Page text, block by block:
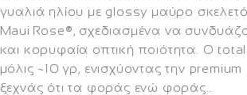
γυαλιά ηλίου με glossy μαύρο
Maui Rose®, σχεδιασμένα να
και κορυφαία οπτική ποιότητα. Ο total
μόλις ~10 γρ, ενισχύοντας την premium
ξεχνάς ότι τα φοράς ενώ φοράς…